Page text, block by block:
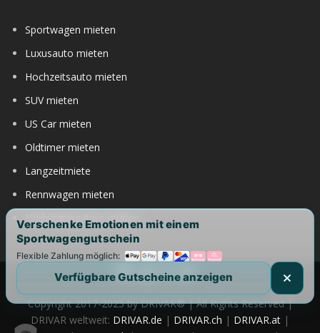
Sportwagen mieten
Luxusauto mieten
Hochzeitsauto mieten
SUV mieten
US Car mieten
Oldtimer mieten
Langzeitmiete
Rennwagen mieten
Nürburgring Auto mieten
Copyright 2017-2025 by DRIVAR® | All Rights Reserved |
DRIVAR weltweit: DRIVAR.de | DRIVAR.ch | DRIVAR.at |
Verschenke Emotionen mit einem
Sportwagengutschein
Flexible Zahlung möglich:
Verfügbare Gutscheine anzeigen